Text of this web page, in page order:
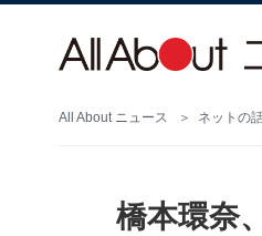
All About ニュース ネットの
橋本環奈